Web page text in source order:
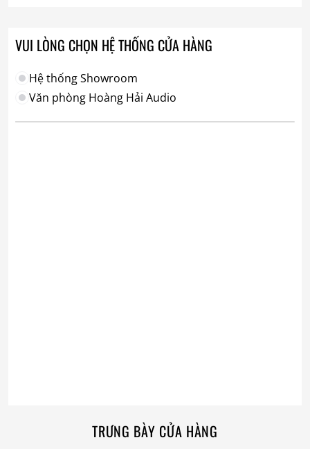
VUI LÒNG CHỌN HỆ THỐNG CỬA HÀNG
Hệ thống Showroom
Văn phòng Hoàng Hải Audio
TRƯNG BÀY CỬA HÀNG